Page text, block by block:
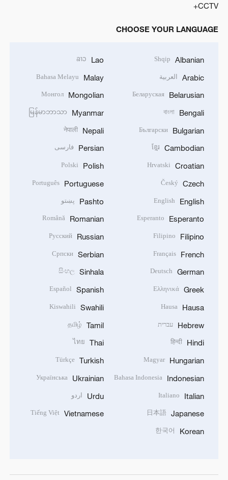
CCTV+
CHOOSE YOUR LANGUAGE
Albanian
Shqip
Arabic العربية
Belarusian
Беларуская
Bengali
বাংলা
Bulgarian
Български
Cambodian
ខ្មែរ
Croatian
Hrvatski
Czech
Český
English
English
Esperanto
Esperanto
Filipino
Filipino
French
Français
German
Deutsch
Greek
Ελληνικά
Hausa
Hausa
Hebrew עברית
Hindi
हिन्दी
Hungarian
Magyar
Indonesian
Bahasa Indonesia
Italian
Italiano
Japanese
日本語
Korean
한국어
Lao
ລາວ
Malay
Bahasa Melayu
Mongolian
Монгол
Myanmar
မြန်မာဘာသာ
Nepali
नेपाली
Persian فارسی
Polish
Polski
Portuguese
Português
Pashto پښتو
Romanian
Română
Russian
Русский
Serbian
Српски
Sinhala
සිංහල
Spanish
Español
Swahili
Kiswahili
Tamil
தமிழ்
Thai
ไทย
Turkish
Türkçe
Ukrainian
Українська
Urdu اردو
Vietnamese
Tiếng Việt